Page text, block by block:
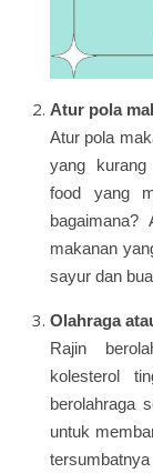
Atur pola
Atur pola
yang
food yang
bagaimana?
makanan
sayur dan
Olahraga
Rajin
kolesterol
berolahraga
untuk